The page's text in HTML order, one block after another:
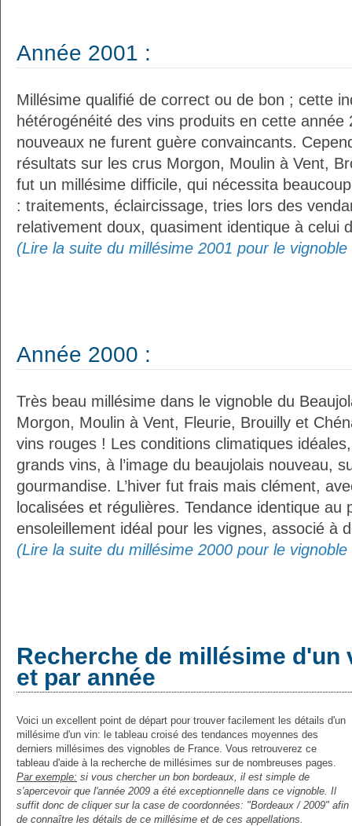
Année 2001 :
Millésime qualifié de correct ou de bon ; cette
hétérogénéité des vins produits en cette année
nouveaux ne furent guère convaincants.
résultats sur les crus Morgon, Moulin à Vent,
fut un millésime difficile, qui nécessita
: traitements, éclaircissage, tries lors des
relativement doux, quasiment identique à celui
(Lire la suite du millésime 2001 pour le
Année 2000 :
Très beau millésime dans le vignoble du
Morgon, Moulin à Vent, Fleurie, Brouilly et
vins rouges ! Les conditions climatiques
grands vins, à l’image du beaujolais nouveau,
gourmandise. L’hiver fut frais mais clément,
localisées et régulières. Tendance identique au
ensoleillement idéal pour les vignes, associé à
(Lire la suite du millésime 2000 pour le
Recherche de millésime d'un
et par année
Voici un excellent point de départ pour trouver facilement les détails d'un
millésime d'un vin: le tableau croisé des tendances moyennes des
derniers millésimes des vignobles de France. Vous retrouverez ce
tableau d'aide à la recherche de millésimes sur de nombreuses pages.
Par exemple: si vous chercher un bon bordeaux, il est simple de
s'apercevoir que l'année 2009 a été exceptionnelle dans ce vignoble. Il
suffit donc de cliquer sur la case de coordonnées: "Bordeaux / 2009" afin
de connaître les détails de ce millésime et de ces appellations.